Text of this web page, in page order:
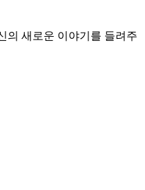
의 새로운 이야기를 들려주